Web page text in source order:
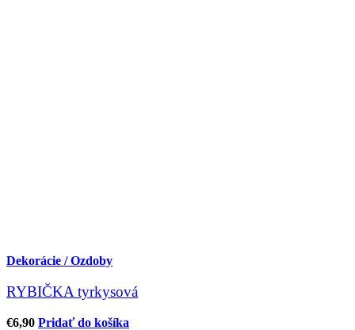
Dekorácie / Ozdoby
RYBIČKA tyrkysová
€6,90 Pridať do košíka